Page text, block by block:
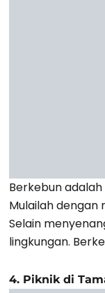
Berkebun
Mulailah dengan
Selain
lingkungan.
4. Piknik di